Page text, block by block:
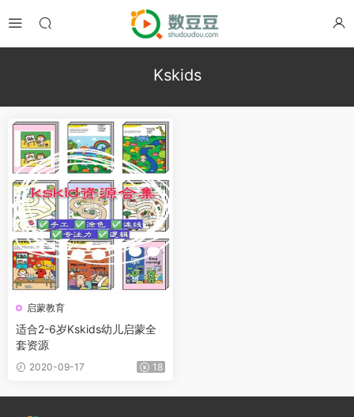
Kskids
启蒙教育
适合2-6岁Kskids幼儿启蒙全
套资源
2020-09-17 18